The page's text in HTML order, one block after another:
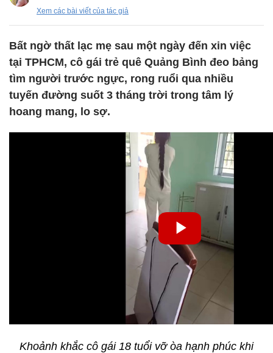
Xem các bài viết của tác giả
Bất ngờ thất lạc mẹ sau một ngày đến xin việc
tại TPHCM, cô gái trẻ quê Quảng Bình đeo bảng
tìm người trước ngực, rong ruổi qua nhiều
tuyến đường suốt 3 tháng trời trong tâm lý
hoang mang, lo sợ.
Khoảnh khắc cô gái 18 tuổi vỡ òa hạnh phúc khi